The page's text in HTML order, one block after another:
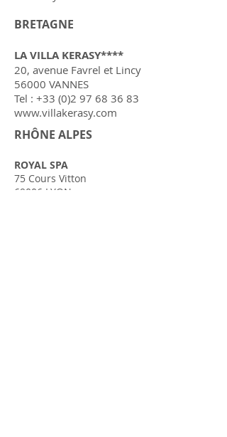
BRETAGNE
LA VILLA KERASY****
20, avenue Favrel et Lincy
56000 VANNES
Tel : +33 (0)2 97 68 36 83
www.villakerasy.com
RHÔNE ALPES
ROYAL SPA
75 Cours Vitton
69006 LYON